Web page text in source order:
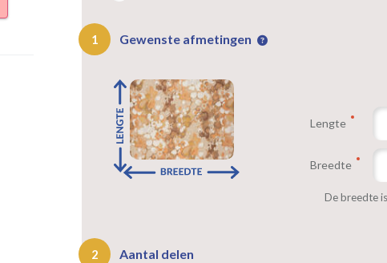
1 Gewenste afmetingen
Lengte
Breedte
De breedte
2 Aantal delen